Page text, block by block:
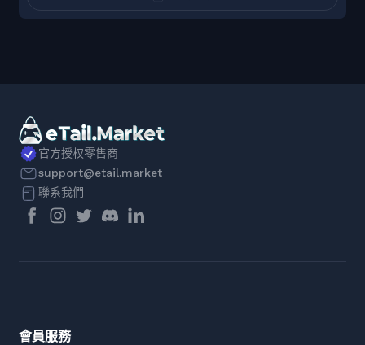
官方授权零售商
support@etail.market
聯系我們
會員服務